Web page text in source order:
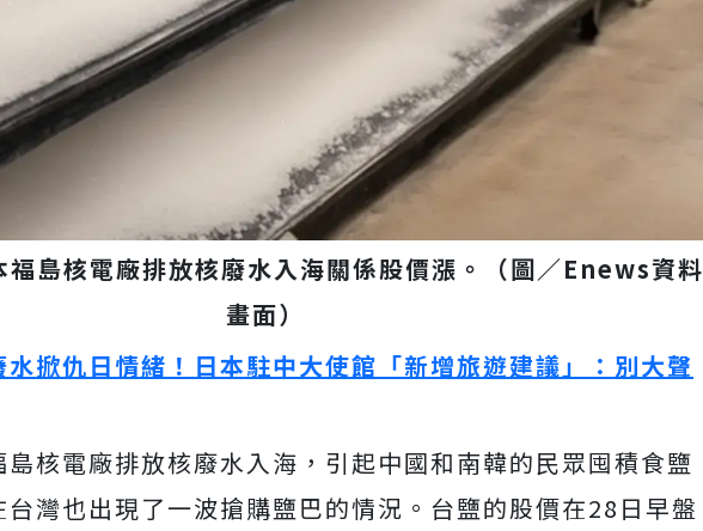
島核電廠排放核廢水入海關係股價漲。 （圖／Enews資料
畫面）
水掀仇日情緒！日本駐中大使館「新增旅遊建議」：別大聲
核電廠排放核廢水入海，引起中國和南韓的民眾囤積食鹽
灣也出現了一波搶購鹽巴的情況。台鹽的股價在28日早盤